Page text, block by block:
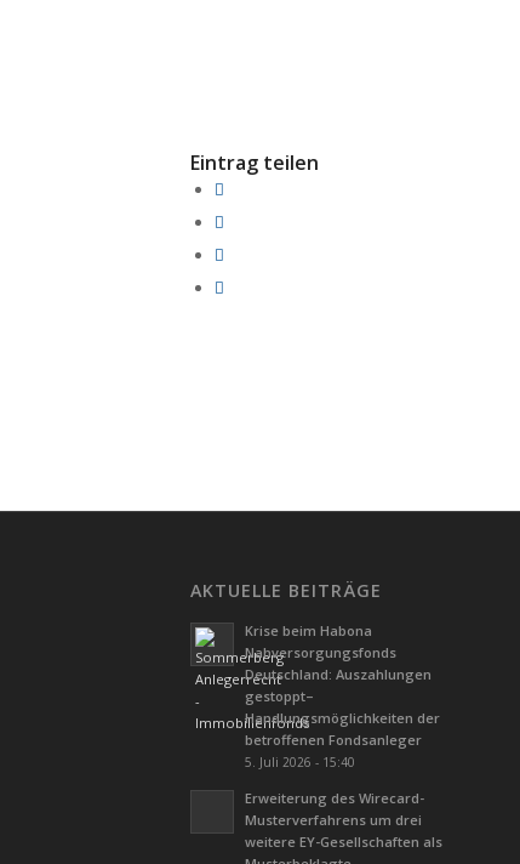
Eintrag teilen
AKTUELLE BEITRÄGE
Krise beim Habona
Nahversorgungsfonds
Deutschland: Auszahlungen
gestoppt–
Handlungsmöglichkeiten der
betroffenen Fondsanleger
5. Juli 2026 - 15:40
Erweiterung des Wirecard-
Musterverfahrens um drei
weitere EY-Gesellschaften als